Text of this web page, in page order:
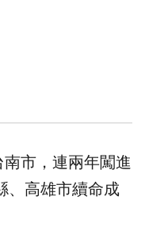
市，連兩年闖進
、高雄市續命成